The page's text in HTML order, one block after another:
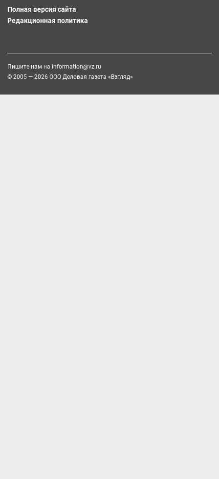
Полная версия сайта
Редакционная политика
Пишите нам на information@vz.ru
© 2005 — 2026 ООО Деловая газета «Взгляд»